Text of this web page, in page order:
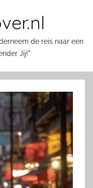
de reis naar een
Jij!"